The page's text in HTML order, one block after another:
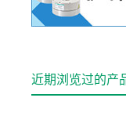
近期浏览过的产